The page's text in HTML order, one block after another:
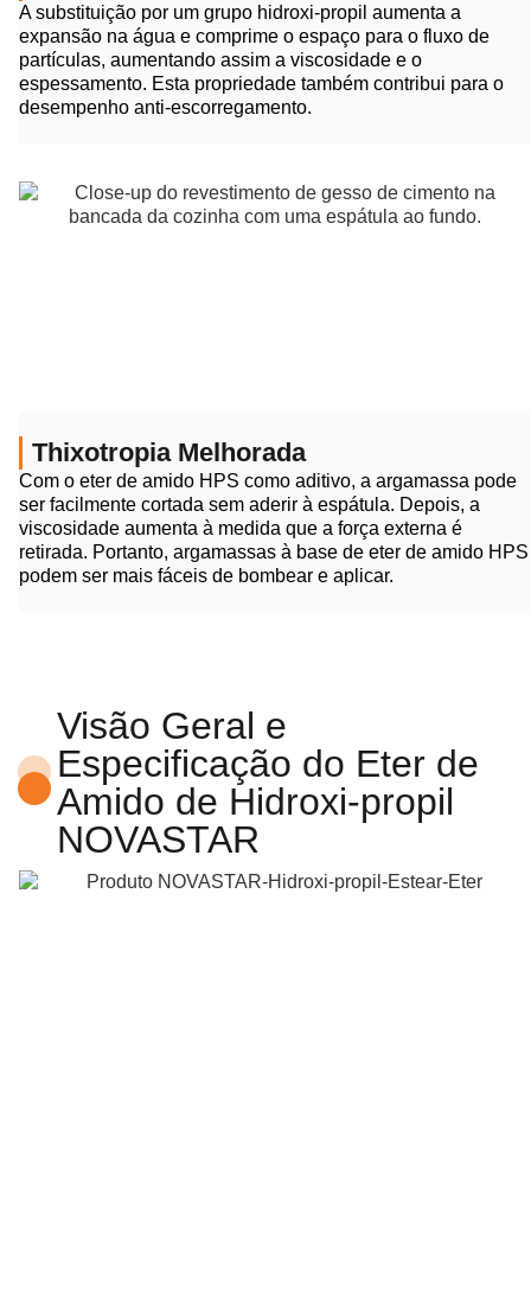
A substituição por um grupo hidroxi-propil aumenta a
expansão na água e comprime o espaço para o fluxo de
partículas, aumentando assim a viscosidade e o
espessamento. Esta propriedade também contribui para o
desempenho anti-escorregamento.
Thixotropia Melhorada
Com o eter de amido HPS como aditivo, a argamassa pode
ser facilmente cortada sem aderir à espátula. Depois, a
viscosidade aumenta à medida que a força externa é
retirada. Portanto, argamassas à base de eter de amido HPS
podem ser mais fáceis de bombear e aplicar.
Visão Geral e
Especificação do Eter de
Amido de Hidroxi-propil
NOVASTAR